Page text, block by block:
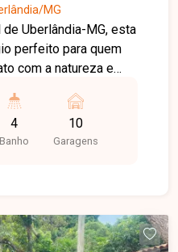
MG
Uberlândia-MG, esta
perfeito para quem
com a natureza e
proporciona um
momentos de
Chácara com
da piscina e outra na
integrada aos
4
Banho
10
Garagens